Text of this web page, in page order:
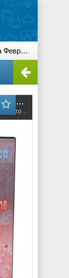
Страница 2
Digital Juice - Swipes! 31: My Valentine